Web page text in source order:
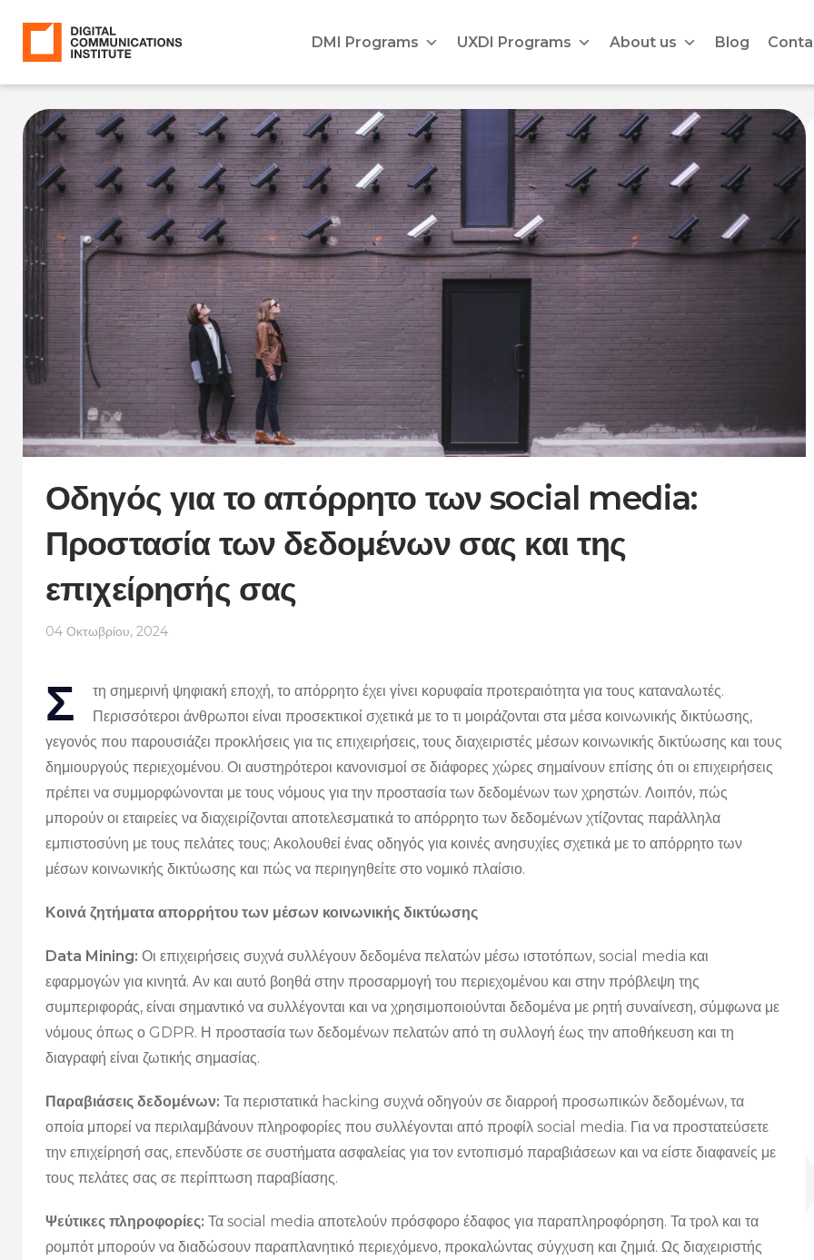
DMI Programs UXDI Programs About us Blog
Οδηγός για το απόρρητο των social media:
Προστασία των δεδομένων σας και της
επιχείρησής σας
04 Οκτωβρίου, 2024
Σ
τη σημερινή ψηφιακή εποχή, το απόρρητο έχει γίνει κορυφαία προτεραιότητα για τους καταναλωτές.
Περισσότεροι άνθρωποι είναι προσεκτικοί σχετικά με το τι μοιράζονται στα μέσα κοινωνικής δικτύωσης,
γεγονός που παρουσιάζει προκλήσεις για τις επιχειρήσεις, τους διαχειριστές μέσων κοινωνικής δικτύωσης και τους
δημιουργούς περιεχομένου. Οι αυστηρότεροι κανονισμοί σε διάφορες χώρες σημαίνουν επίσης ότι οι επιχειρήσεις
πρέπει να συμμορφώνονται με τους νόμους για την προστασία των δεδομένων των χρηστών. Λοιπόν, πώς
μπορούν οι εταιρείες να διαχειρίζονται αποτελεσματικά το απόρρητο των δεδομένων χτίζοντας παράλληλα
εμπιστοσύνη με τους πελάτες τους; Ακολουθεί ένας οδηγός για κοινές ανησυχίες σχετικά με το απόρρητο των
μέσων κοινωνικής δικτύωσης και πώς να περιηγηθείτε στο νομικό πλαίσιο.
Κοινά ζητήματα απορρήτου των μέσων κοινωνικής δικτύωσης
Data Mining: Οι επιχειρήσεις συχνά συλλέγουν δεδομένα πελατών μέσω ιστοτόπων, social media και
εφαρμογών για κινητά. Αν και αυτό βοηθά στην προσαρμογή του περιεχομένου και στην πρόβλεψη της
συμπεριφοράς, είναι σημαντικό να συλλέγονται και να χρησιμοποιούνται δεδομένα με ρητή συναίνεση, σύμφωνα με
νόμους όπως ο GDPR. Η προστασία των δεδομένων πελατών από τη συλλογή έως την αποθήκευση και τη
διαγραφή είναι ζωτικής σημασίας.
Παραβιάσεις δεδομένων: Τα περιστατικά hacking συχνά οδηγούν σε διαρροή προσωπικών δεδομένων, τα
οποία μπορεί να περιλαμβάνουν πληροφορίες που συλλέγονται από προφίλ social media. Για να προστατεύσετε
την επιχείρησή σας, επενδύστε σε συστήματα ασφαλείας για τον εντοπισμό παραβιάσεων και να είστε διαφανείς με
τους πελάτες σας σε περίπτωση παραβίασης.
Ψεύτικες πληροφορίες: Τα social media αποτελούν πρόσφορο έδαφος για παραπληροφόρηση. Τα τρολ και τα
ρομπότ μπορούν να διαδώσουν παραπλανητικό περιεχόμενο, προκαλώντας σύγχυση και ζημιά. Ως διαχειριστής